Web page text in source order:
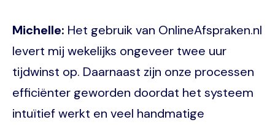
Michelle: Het gebruik van OnlineAfspraken.nl
levert mij wekelijks ongeveer twee uur
tijdwinst op. Daarnaast zijn onze processen
efficiënter geworden doordat het systeem
intuïtief werkt en veel handmatige